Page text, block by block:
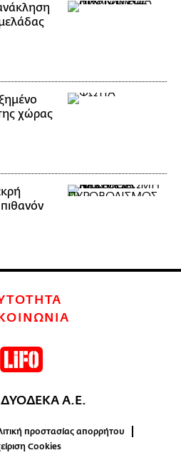
χώρας
ΔΥΟΔΕΚΑ Α.Ε.
προστασίας απορρήτου
Cookies